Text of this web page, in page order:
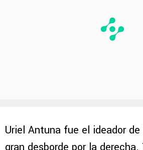
Uriel Antuna fue el ideador